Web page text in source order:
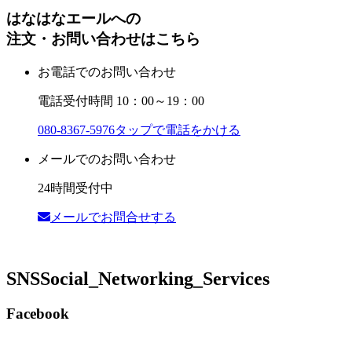
はなはなエールへの
注文・お問い合わせはこちら
お電話でのお問い合わせ
電話受付時間 10：00～19：00
080-8367-5976タップで電話をかける
メールでのお問い合わせ
24時間受付中
メールでお問合せする
SNSSocial_Networking_Services
Facebook